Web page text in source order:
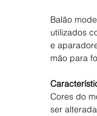
Balão
utilizados
e
mão para
Cores do
ser